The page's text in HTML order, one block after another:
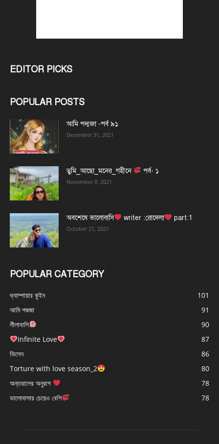
EDITOR PICKS
POPULAR POSTS
আমি পদ্মজা -পর্ব ৯১
December 31, 2021
তুমি_আছো_মনের_গহীনে পর্ব- ১
November 8, 2021
অবশেষে ভালোবাসি writer :রোদেলা part:1
October 21, 2021
POPULAR CATEGORY
ভ্যাম্পায়ার কুইন
101
আমি পদ্মজা
91
লীলাবালি
90
Infinite Love
87
ভিলেন
86
Torture with love season_2
80
অন্তরালের অনুরাগ
78
ভালোবাসার চেয়েও বেশি
78